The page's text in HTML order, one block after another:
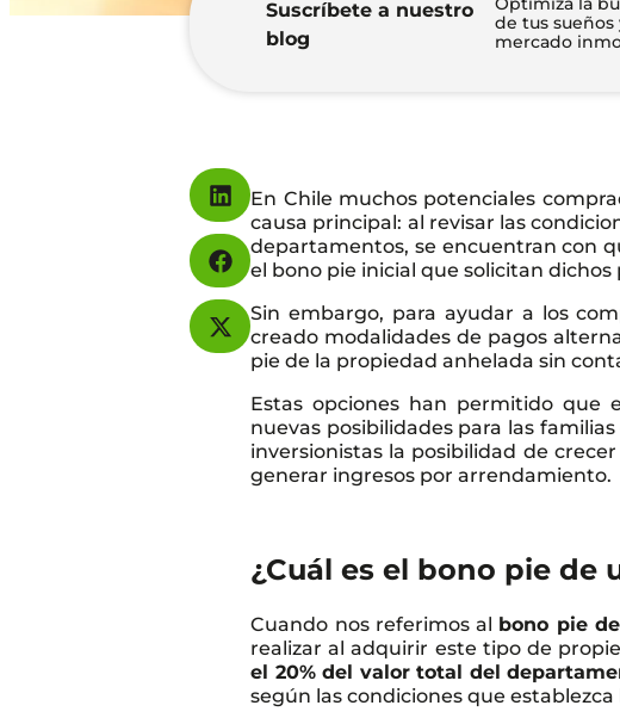
Suscríbete a nuestro
blog
de tus
mercado
En Chile muchos potenciales
causa principal: al revisar las
departamentos, se encuentran con
el bono pie inicial que solicitan dichos
Sin embargo, para ayudar a los
creado modalidades de pagos
pie de la propiedad anhelada sin
Estas opciones han permitido que
nuevas posibilidades para las
inversionistas la posibilidad de
generar ingresos por arrendamiento.
¿Cuál es el bono pie de
Cuando nos referimos al bono pie
realizar al adquirir este tipo de
el 20% del valor total del
según las condiciones que